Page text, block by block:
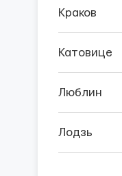
Краков
Катовице
Люблин
Лодзь